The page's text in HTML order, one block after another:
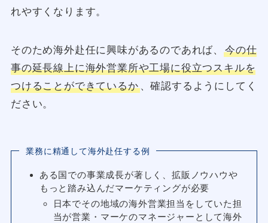
れやすくなります。
そのため海外赴任に興味があるのであれば、今の仕
事の延長線上に海外営業所や工場に役立つスキルを
つけることができているか、確認するようにしてく
ださい。
業務に精通して海外赴任する例
ある国での事業成長が著しく、拡販ノウハウや
もっと踏み込んだマーケティングが必要
日本でその地域の海外営業担当をしていた担
当が営業・マーケのマネージャーとして海外